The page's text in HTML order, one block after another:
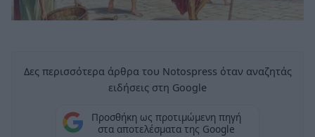
Δες περισσότερα άρθρα του Notospress όταν αναζητάς
ειδήσεις στη Google
Προσθήκη ως προτιμώμενη πηγή
στα αποτελέσματα της Google